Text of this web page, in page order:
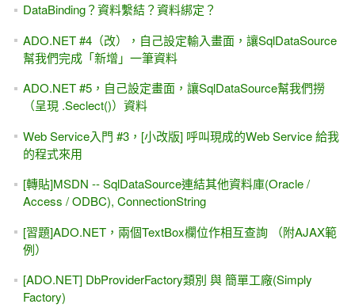
DataBinding？資料繫結？資料綁定？
ADO.NET #4（改），自己設定輸入畫面，讓SqlDataSource
幫我們完成「新增」一筆資料
ADO.NET #5，自己設定畫面，讓SqlDataSource幫我們撈
（呈現 .Seclect()）資料
Web Service入門 #3，[小改版] 呼叫現成的Web Service 給我
的程式來用
[轉貼]MSDN -- SqlDataSource連結其他資料庫(Oracle /
Access / ODBC), ConnectionString
[習題]ADO.NET，兩個TextBox欄位作相互查詢 （附AJAX範
例）
[ADO.NET] DbProviderFactory類別 與 簡單工廠(Simply
Factory)